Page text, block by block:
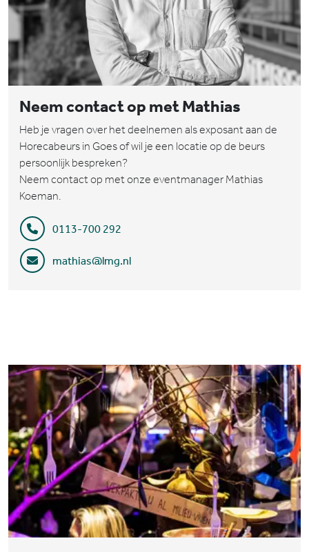
Neem contact op met Mathias
Heb je vragen over het deelnemen als exposant aan de
Horecabeurs in Goes of wil je een locatie op de beurs
persoonlijk bespreken?
Neem contact op met onze eventmanager Mathias
Koeman.
0113-700 292
mathias@lmg.nl